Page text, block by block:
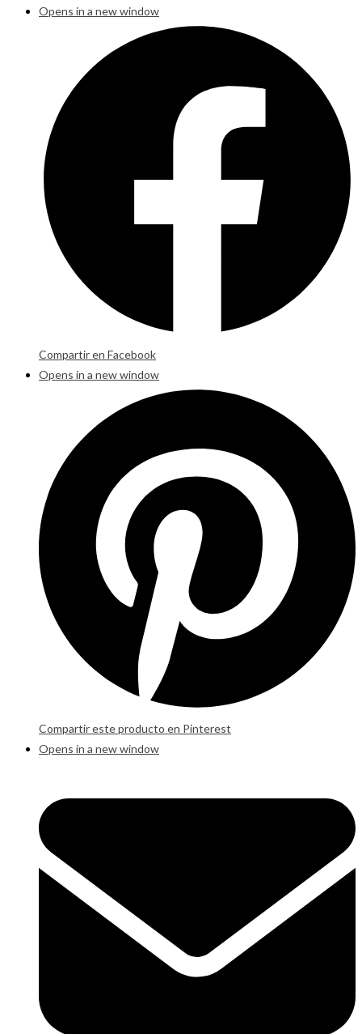
Opens in a new window
Compartir en Facebook
Opens in a new window
Compartir este producto en Pinterest
Opens in a new window